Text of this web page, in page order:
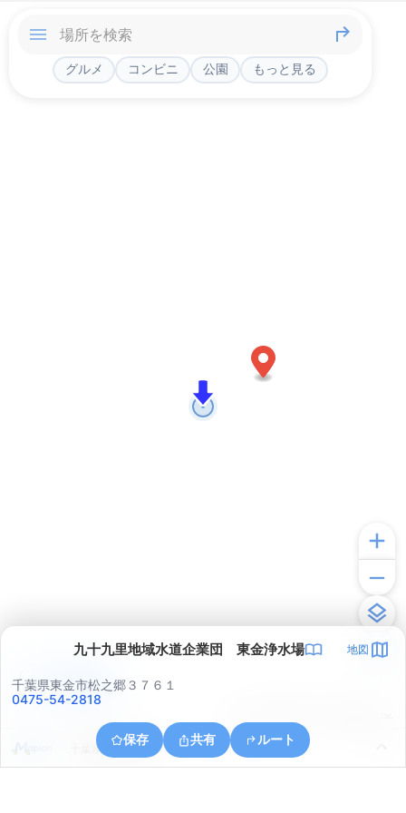
グルメ コンビニ 公園 もっと見る
九十九里地域水道企業団 東金浄水場 地図
千葉県東金市松之郷３７６１
0475-54-2818
保存 共有 ルート
千葉県東金市油井
アプリで見る